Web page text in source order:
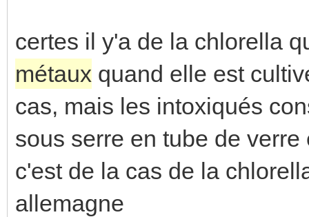
certes il y'a de la chlorella
métaux quand elle est
cas, mais les intoxiqués
sous serre en tube de
c'est de la cas de la
allemagne